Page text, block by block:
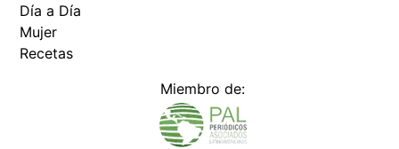
Día a Día
Mujer
Recetas
Miembro de: